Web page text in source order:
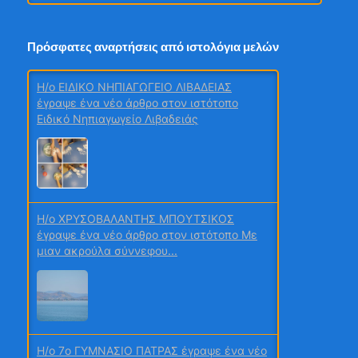
2ο τεύχος
Μαθητικά Συνέδρια
ΙΟΥΝΙΟΣ
Πρόσφατες αναρτήσεις από ιστολόγια μελών
H/o ΕΙΔΙΚΟ ΝΗΠΙΑΓΩΓΕΙΟ ΛΙΒΑΔΕΙΑΣ
έγραψε ένα νέο άρθρο στον ιστότοπο
Ειδικό Νηπιαγωγείο Λιβαδειάς
H/o ΧΡΥΣΟΒΑΛΑΝΤΗΣ ΜΠΟΥΤΣΙΚΟΣ
έγραψε ένα νέο άρθρο στον ιστότοπο Με
μιαν ακρούλα σύννεφου...
H/o 7ο ΓΥΜΝΑΣΙΟ ΠΑΤΡΑΣ έγραψε ένα νέο